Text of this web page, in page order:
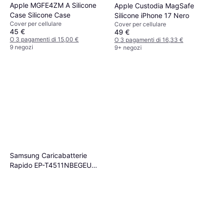
Apple MGFE4ZM A Silicone
Case Silicone Case
Cover per cellulare
45 €
O 3 pagamenti di 15,00 €
9 negozi
Apple Custodia MagSafe
Silicone iPhone 17 Nero
Cover per cellulare
49 €
O 3 pagamenti di 16,33 €
9+ negozi
Samsung Caricabatterie
Rapido EP-T4511NBEGEU